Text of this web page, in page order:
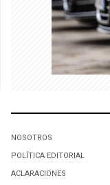
NOSOTROS
POLÍTICA EDITORIAL
ACLARACIONES